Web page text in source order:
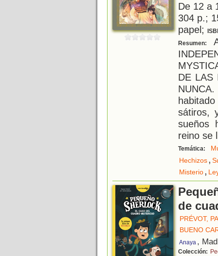
De 12 a
304 p.;
papel;
Resumen:
DE LAS
sátiros,
sueños
reino se
Temática:
Hechizos,
Misterio,
de
PRÉVOT,
BUENO
Anaya ,
Colección: